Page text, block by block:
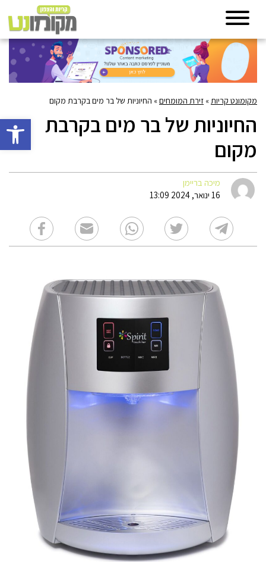
פתח
מקומונט קריות » זירת המומחים» החיוניות של בר מים בקרבת מקום
החיוניות של בר מים בקרבת
מקום
מיכה בריימן
16 ינואר, 2024 13:09